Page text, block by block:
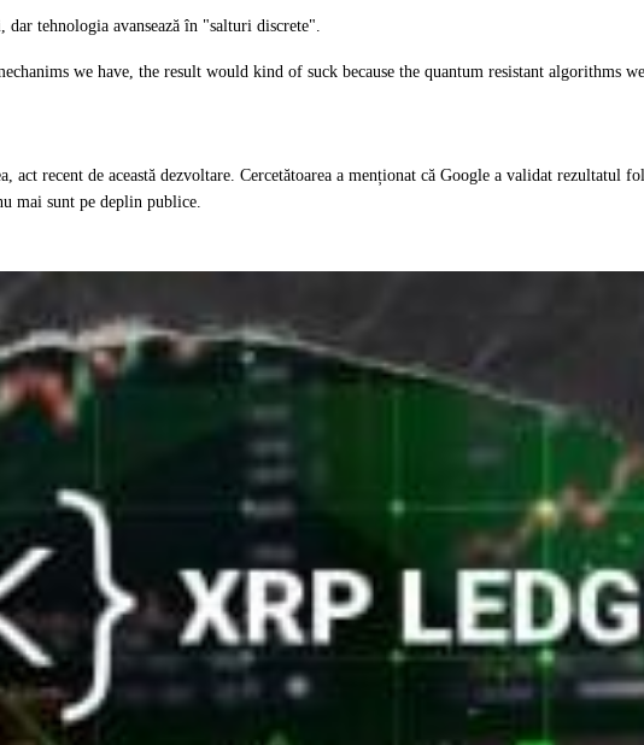
tehnologia avansează în "salturi discrete".
we have, the result would kind of suck because the quantum resistant algorithms
act recent de această dezvoltare. Cercetătoarea a menționat că Google a validat rezultatul
mai sunt pe deplin publice.